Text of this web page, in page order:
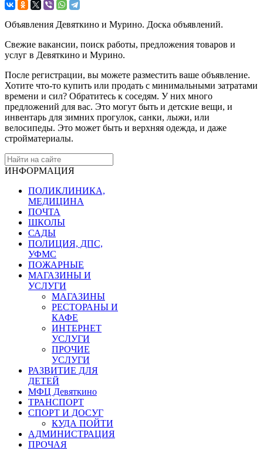
Объявления Девяткино и Мурино. Доска объявлений.
Свежие вакансии, поиск работы, предложения товаров и
услуг в Девяткино и Мурино.
После регистрации, вы можете разместить ваше объявление.
Хотите что-то купить или продать с минимальными затратами
времени и сил? Обратитесь к соседям. У них много
предложений для вас. Это могут быть и детские вещи, и
инвентарь для зимних прогулок, санки, лыжи, или
велосипеды. Это может быть и верхняя одежда, и даже
стройматериалы.
ИНФОРМАЦИЯ
ПОЛИКЛИНИКА,
МЕДИЦИНА
ПОЧТА
ШКОЛЫ
САДЫ
ПОЛИЦИЯ, ДПС,
УФМС
ПОЖАРНЫЕ
МАГАЗИНЫ И
УСЛУГИ
МАГАЗИНЫ
РЕСТОРАНЫ И
КАФЕ
ИНТЕРНЕТ
УСЛУГИ
ПРОЧИЕ
УСЛУГИ
РАЗВИТИЕ ДЛЯ
ДЕТЕЙ
МФЦ Девяткино
ТРАНСПОРТ
СПОРТ И ДОСУГ
КУДА ПОЙТИ
АДМИНИСТРАЦИЯ
ПРОЧАЯ